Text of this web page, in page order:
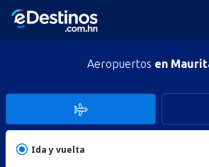
Aeropuertos en
Ida y vuelta